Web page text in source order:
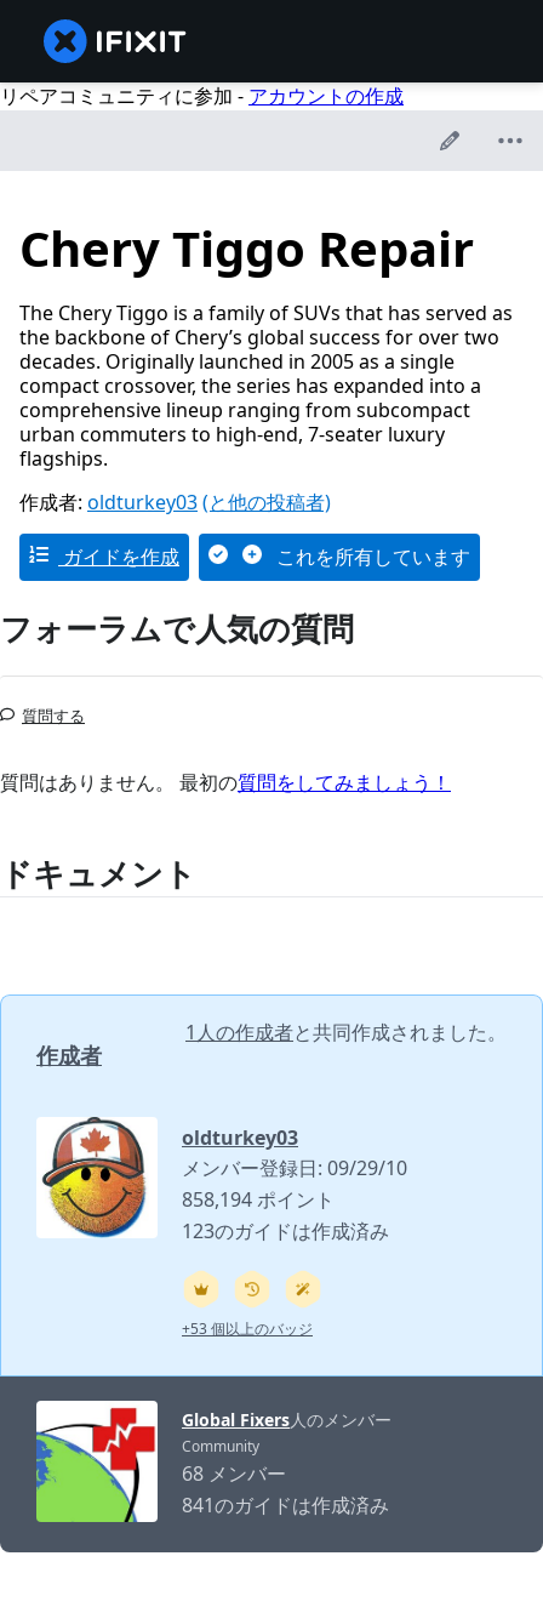
リペアコミュニティに参加 - アカウントの作成
Chery Tiggo Repair
The Chery Tiggo is a family of SUVs that has served as
the backbone of Chery’s global success for over two
decades. Originally launched in 2005 as a single
compact crossover, the series has expanded into a
comprehensive lineup ranging from subcompact
urban commuters to high-end, 7-seater luxury
flagships.
作成者: oldturkey03(と他の投稿者)
ガイドを作成 これを所有しています
フォーラムで人気の質問
質問する
質問はありません。 最初の質問をしてみましょう！
ドキュメント
作成者
1人の作成者と共同作成されました。
oldturkey03
メンバー登録日: 09/29/10
858,194 ポイント
123のガイドは作成済み
+53 個以上のバッジ
Global Fixers人のメンバー
Community
68 メンバー
841のガイドは作成済み